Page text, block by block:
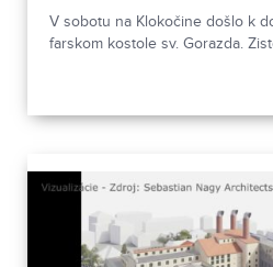
V sobotu na Klokočine došlo k
farskom kostole sv. Gorazda.